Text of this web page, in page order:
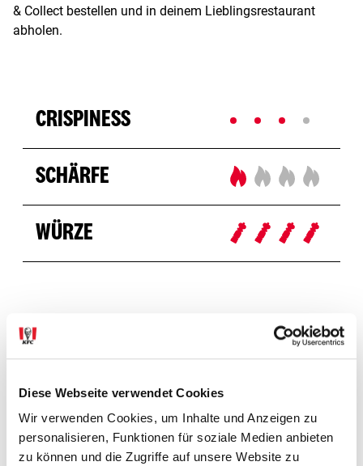
Diese Webseite verwendet Cookies
Wir verwenden Cookies, um Inhalte und Anzeigen zu
personalisieren, Funktionen für soziale Medien anbieten
zu können und die Zugriffe auf unsere Website zu
& Collect bestellen und in deinem Lieblingsrestaurant
abholen.
CRISPINESS
SCHÄRFE
WÜRZE
Allergene & Zusatzstoffe
ALLERGENE